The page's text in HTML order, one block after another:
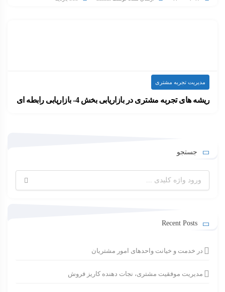
مدیریت تجربه مشتری
ریشه های تجربه مشتری در بازاریابی بخش 4- بازاریابی رابطه ای
جستجو
برای:
Recent Posts
در خدمت و خیانت واحدهای امور مشتریان
مدیریت موفقیت مشتری، نجات دهنده کاریز فروش